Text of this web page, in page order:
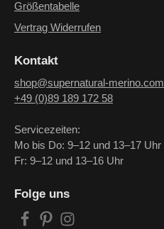
Folge uns
Größentabelle
Vertrag Widerrufen
Kontakt
shop@supernatural-merino.com
+49 (0)89 189 172 58
Servicezeiten:
Mo bis Do: 9–12 und 13–17 Uhr
Fr: 9–12 und 13–16 Uhr